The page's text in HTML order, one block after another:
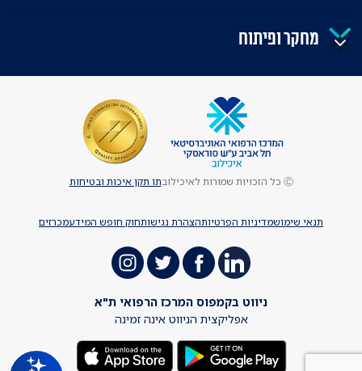
מחקר ופיתוח
תנאי שימושמדיניות הפרטיותהצהרת נגישותחוק חופש המידעמכרזים
Ⓒ כל הזכויות שמורות לאיכילוב תו תקן איכות ובטיחות
ניווט בקמפוס המרכז הרפואי ת"א
אפליקצית הניווט אינה זמינה